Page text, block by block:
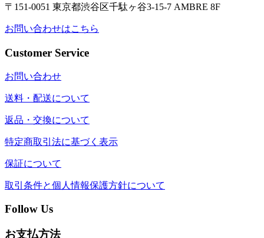
〒151-0051 東京都渋谷区千駄ヶ谷3-15-7 AMBRE 8F
お問い合わせはこちら
Customer Service
お問い合わせ
送料・配送について
返品・交換について
特定商取引法に基づく表示
保証について
取引条件と個人情報保護方針について
Follow Us
お支払方法